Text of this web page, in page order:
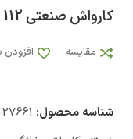
کارواش صنعتی 112 بار spc مدل LT-390
مقایسه افزودن
شناسه محصول: